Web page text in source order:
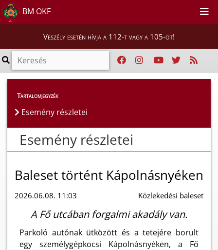
BM OKF
Veszély esetén hívja a 112-t vagy a 105-öt!
Esemény részletei
Tartalomjegyzék
Esemény részletei
Esemény részletei
Baleset történt Kápolnásnyéken
2026.06.08. 11:03 Közlekedési baleset
A Fő utcában forgalmi akadály van.
Parkoló autónak ütközött és a tetejére borult
egy személygépkocsi Kápolnásnyéken, a Fő